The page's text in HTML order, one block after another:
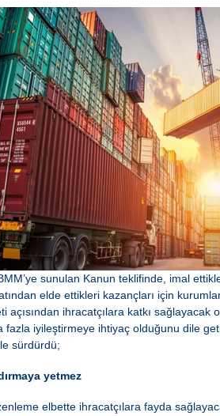
sunulan Kanun teklifinde, imal
elde ettikleri kazançları için
açısından ihracatçılara katkı sağlayacak
fazla iyileştirmeye ihtiyaç olduğunu dile
sürdürdü;
yetmez
elbette ihracatçılara fayda